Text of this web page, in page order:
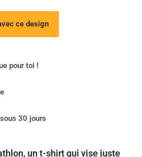
un t-shirt qui vise juste
ce design
pour toi !
30 jours